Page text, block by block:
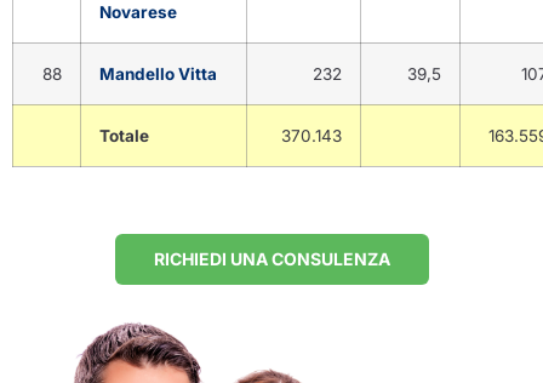
Novarese
88 Mandello Vitta 232 39,5
Totale 370.143
RICHIEDI UNA CONSULENZA